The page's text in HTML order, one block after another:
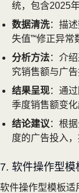
统，包含2025
数据清洗：描
失值”“修正异常
分析方法：介
究销售额与广告
结果呈现：通
季度销售额变化
结论建议 ：根
度的广告投入，
7. 软件操作型模
软件操作型模板适